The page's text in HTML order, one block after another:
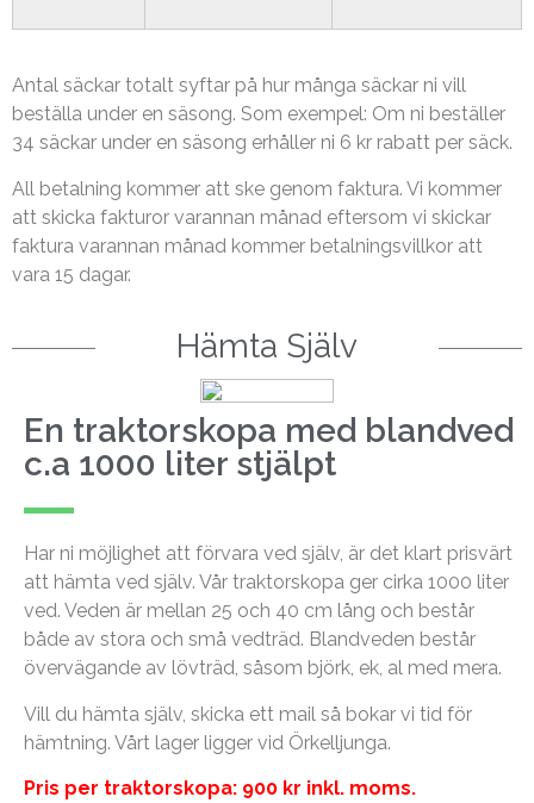
Antal säckar totalt syftar på hur många säckar ni vill
beställa under en säsong. Som exempel: Om ni beställer
34 säckar under en säsong erhåller ni 6 kr rabatt per säck.
All betalning kommer att ske genom faktura. Vi kommer
att skicka fakturor varannan månad eftersom vi skickar
faktura varannan månad kommer betalningsvillkor att
vara 15 dagar.
Hämta Själv
En traktorskopa med blandved
c.a 1000 liter stjälpt
Har ni möjlighet att förvara ved själv, är det klart prisvärt
att hämta ved själv. Vår traktorskopa ger cirka 1000 liter
ved. Veden är mellan 25 och 40 cm lång och består
både av stora och små vedträd. Blandveden består
övervägande av lövträd, såsom björk, ek, al med mera.
Vill du hämta själv, skicka ett mail så bokar vi tid för
hämtning. Vårt lager ligger vid Örkelljunga.
Pris per traktorskopa: 900 kr inkl. moms.